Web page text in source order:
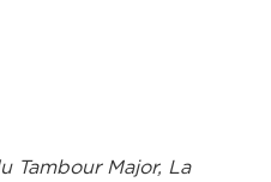
Tambour Major, La